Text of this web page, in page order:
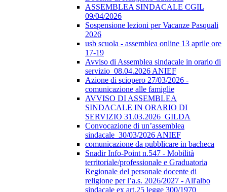
ASSEMBLEA SINDACALE CGIL
09/04/2026
Sospensione lezioni per Vacanze Pasquali
2026
usb scuola - assemblea online 13 aprile ore
17-19
Avviso di Assemblea sindacale in orario di
servizio_08.04.2026 ANIEF
Azione di sciopero 27/03/2026 -
comunicazione alle famiglie
AVVISO DI ASSEMBLEA
SINDACALE IN ORARIO DI
SERVIZIO 31.03.2026_GILDA
Convocazione di un’assemblea
sindacale_30/03/2026 ANIEF
comunicazione da pubblicare in bacheca
Snadir Info-Point n.547 - Mobilità
territoriale/professionale e Graduatoria
Regionale del personale docente di
religione per l’a.s. 2026/2027 - All'albo
sindacale ex art.25 legge 300/1970